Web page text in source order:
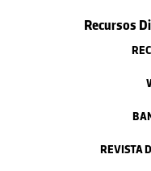
Recursos
REVISTA